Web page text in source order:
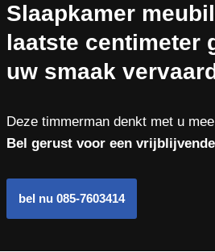
Slaapkamer
laatste centimeter
uw smaak
Deze timmerman denkt met u
Bel gerust voor een
bel nu 085-7603414